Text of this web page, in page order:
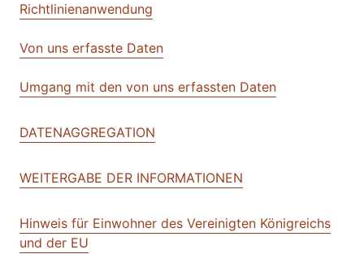
Richtlinienanwendung
Von uns erfasste Daten
Umgang mit den von uns erfassten Daten
DATENAGGREGATION
WEITERGABE DER INFORMATIONEN
Hinweis für Einwohner des Vereinigten Königreichs
und der EU